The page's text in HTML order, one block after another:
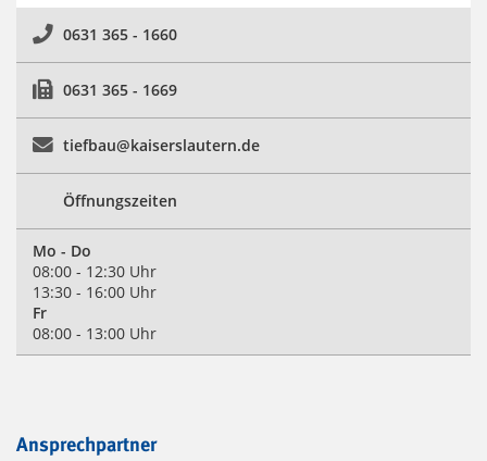
0631 365 - 1660
0631 365 - 1669
tiefbau@kaiserslautern.de
Öffnungszeiten
Mo - Do
08:00 - 12:30 Uhr
13:30 - 16:00 Uhr
Fr
08:00 - 13:00 Uhr
Ansprechpartner